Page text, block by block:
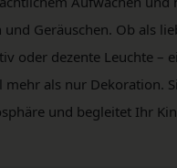
und Geräuschen. Ob als
oder dezente Leuchte –
mehr als nur Dekoration.
und begleitet Ihr